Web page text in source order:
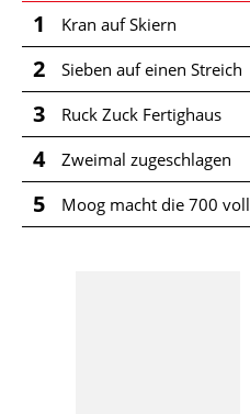
1 Kran auf Skiern
2 Sieben auf einen Streich
3 Ruck Zuck Fertighaus
4 Zweimal zugeschlagen
5 Moog macht die 700 voll